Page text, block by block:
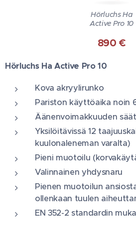
Hörluchs Ha
Active Pro 10
890 €
Hörluchs Ha Active Pro 10
Kova akryylirunko
Pariston käyttöaika noin
Äänenvoimakkuuden
Yksilöitävissä 12
kuulonaleneman varalta)
Pieni muotoilu
Valinnainen yhdysnaru
Pienen muotoilun
ollenkaan tuulen
EN 352-2 standardin